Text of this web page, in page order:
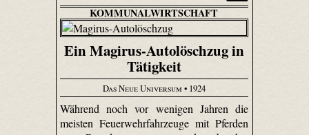
KOMMUNALWIRTSCHAFT
Ein Magirus-Autolöschzug in
Tätigkeit
Das Neue Universum • 1924
Während noch vor wenigen Jahren die
meisten Feuerwehrfahrzeuge mit Pferden